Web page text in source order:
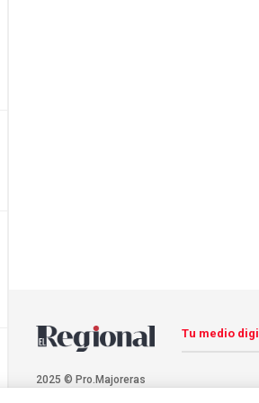
2025 © Pro.Majoreras
Tu medio